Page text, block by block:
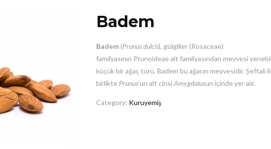
Badem
Badem (Prunus dulcis), gülgiller (Rosaceae)
familyasının Prunoideae alt familyasından meyvesi
küçük bir ağaç türü. Badem bu ağacın meyvesidir. Şeftali
birlikte Prunus'un alt cinsiAmygdalusun içinde yer alır.
Category: Kuruyemiş